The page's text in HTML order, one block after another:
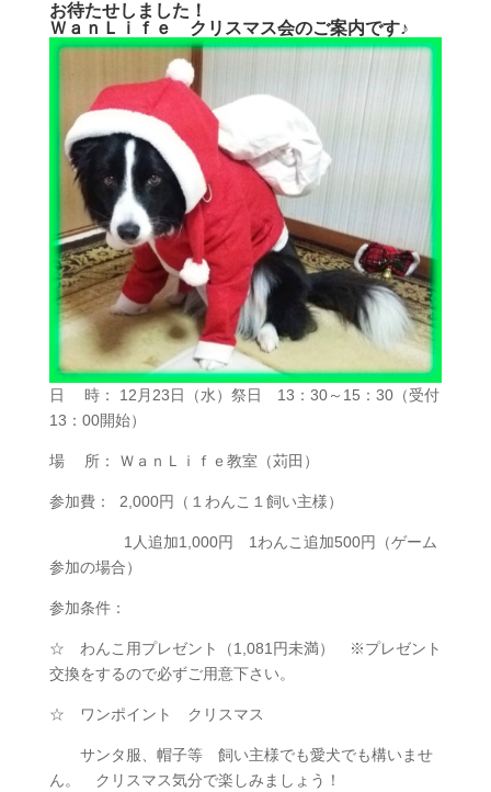
お待たせしました！
ＷａｎＬｉｆｅ クリスマス会のご案内です♪
日 時： 12月23日（水）祭日 13：30～15：30（受付
13：00開始）
場 所： ＷａｎＬｉｆｅ教室（苅田）
参加費： 2,000円（１わんこ１飼い主様）
1人追加1,000円 1わんこ追加500円（ゲーム
参加の場合）
参加条件：
☆ わんこ用プレゼント（1,081円未満） ※プレゼント
交換をするので必ずご用意下さい。
☆ ワンポイント クリスマス
サンタ服、帽子等 飼い主様でも愛犬でも構いませ
ん。 クリスマス気分で楽しみましょう！